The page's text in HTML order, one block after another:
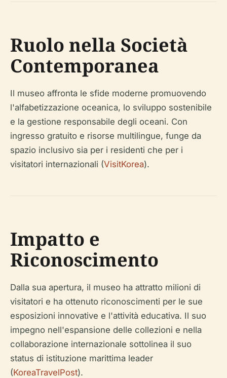
Ruolo nella Società
Contemporanea
Il museo affronta le sfide moderne promuovendo
l'alfabetizzazione oceanica, lo sviluppo sostenibile
e la gestione responsabile degli oceani. Con
ingresso gratuito e risorse multilingue, funge da
spazio inclusivo sia per i residenti che per i
visitatori internazionali (VisitKorea).
Impatto e
Riconoscimento
Dalla sua apertura, il museo ha attratto milioni di
visitatori e ha ottenuto riconoscimenti per le sue
esposizioni innovative e l'attività educativa. Il suo
impegno nell'espansione delle collezioni e nella
collaborazione internazionale sottolinea il suo
status di istituzione marittima leader
(KoreaTravelPost).